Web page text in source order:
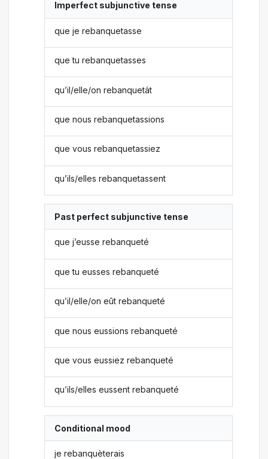
Imperfect subjunctive tense
que je rebanquetasse
que tu rebanquetasses
qu’il/elle/on rebanquetât
que nous rebanquetassions
que vous rebanquetassiez
qu’ils/elles rebanquetassent
Past perfect subjunctive tense
que j’eusse rebanqueté
que tu eusses rebanqueté
qu’il/elle/on eût rebanqueté
que nous eussions rebanqueté
que vous eussiez rebanqueté
qu’ils/elles eussent rebanqueté
Conditional mood
je rebanquèterais